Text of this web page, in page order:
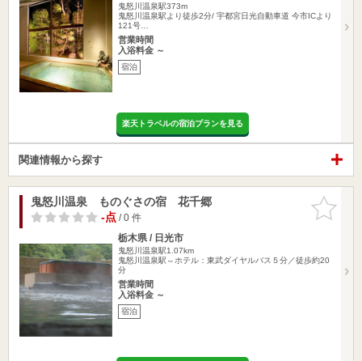
鬼怒川温泉駅373m
鬼怒川温泉駅より徒歩2分/ 宇都宮日光自動車道 今市ICより
121号…
営業時間
入浴料金 ～
宿泊
楽天トラベルの宿泊プランを見る
関連情報から探す
お気に入
りに追加
鬼怒川温泉 ものぐさの宿 花千郷
-点/ 0 件
栃木県 / 日光市
鬼怒川温泉駅1.07km
鬼怒川温泉駅⇔ホテル：東武ダイヤルバス５分／徒歩約20
分
営業時間
入浴料金 ～
宿泊